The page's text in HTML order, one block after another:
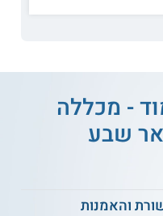
במגמה לומדים
מזהמת פחות כמו
- מכללה
שבע
והאמנות